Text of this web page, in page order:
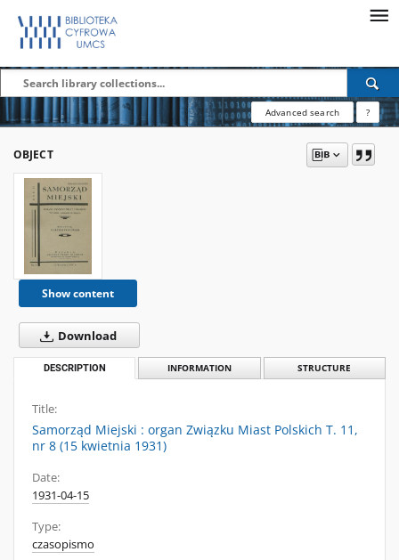
Advanced search ?
OBJECT
Show content
Download
DESCRIPTION INFORMATION STRUCTURE
Title:
Samorząd Miejski : organ Związku Miast Polskich T. 11,
nr 8 (15 kwietnia 1931)
Date:
1931-04-15
Type:
czasopismo